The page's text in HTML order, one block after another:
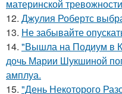
материнской
12. Джулия Робертс
13. Не забывайте
14. "Вышла на Подиум в
дочь Марии Шукшиной
амплуа.
15. "День Некоторого